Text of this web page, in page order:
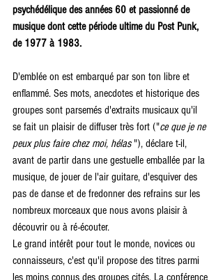
psychédélique des années 60 et passionné de
musique dont cette période ultime du Post Punk,
de 1977 à 1983.
D'emblée on est embarqué par son ton libre et
enflammé. Ses mots, anecdotes et historique des
groupes sont parsemés d'extraits musicaux qu'il
se fait un plaisir de diffuser très fort ("ce que je ne
peux plus faire chez moi, hélas "), déclare t-il,
avant de partir dans une gestuelle emballée par la
musique, de jouer de l'air guitare, d'esquiver des
pas de danse et de fredonner des refrains sur les
nombreux morceaux que nous avons plaisir à
découvrir ou à ré-écouter.
Le grand intérêt pour tout le monde, novices ou
connaisseurs, c'est qu'il propose des titres parmi
les moins connus des groupes cités. La conférence